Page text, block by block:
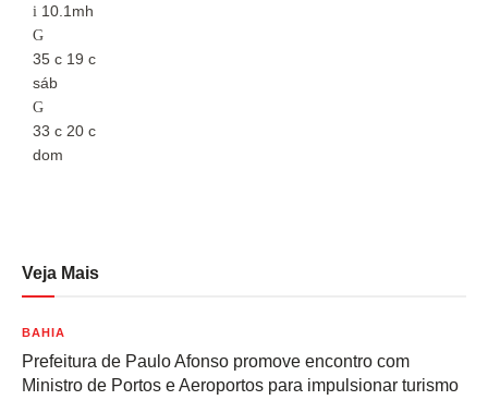
10.1mh
35 c 19 c
sáb
33 c 20 c
dom
Veja Mais
BAHIA
Prefeitura de Paulo Afonso promove encontro com
Ministro de Portos e Aeroportos para impulsionar turismo